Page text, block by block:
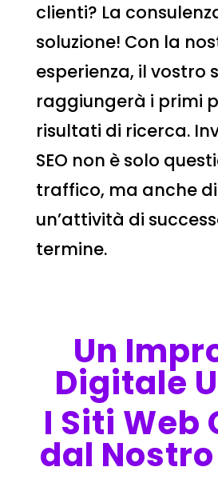
clienti? La
soluzione! Con la
esperienza, il vostro
raggiungerà i primi
risultati di ricerca.
SEO non è solo
traffico, ma anche
un’attività di
termine.
Un
Digitale
I Siti Web
dal